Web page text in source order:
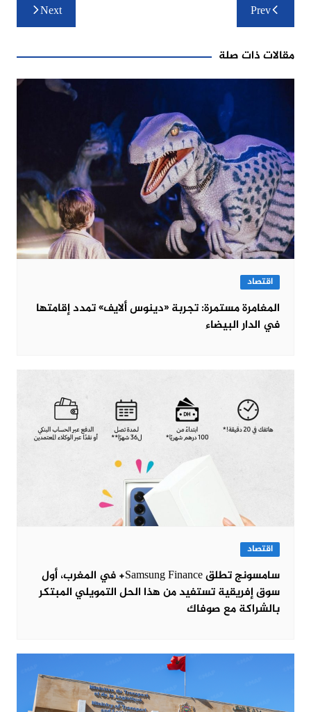
المقالات
Prev
Next
مقالات ذات صلة
اقتصاد
المغامرة مستمرة: تجربة «دينوس ألايف» تمدد إقامتها
في الدار البيضاء
اقتصاد
سامسونج تطلق Samsung Finance+ في المغرب، أول
سوق إفريقية تستفيد من هذا الحل التمويلي المبتكر
بالشراكة مع صوفاك